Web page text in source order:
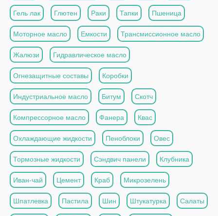
Гель лак Глютен Раки Тапки Пшеница
Моторное масло Емкости Трансмиссионное масло
Жалюзи Гидравлическое масло
Огнезащитные составы Коробки
Индустриальное масло Битум Скотч
Компрессорное масло Фанера Квас
Охлаждающие жидкости Пеноблоки Овес
Тормозные жидкости Сэндвич панели Клубника
Иван-чай Цемент Краб Микрозелень
Шпатлевка Пастила Шин Штукатурка Салаты